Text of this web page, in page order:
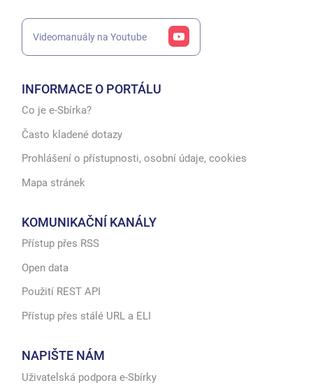
Videomanuály na Youtube
INFORMACE O PORTÁLU
Co je e-Sbírka?
Často kladené dotazy
Prohlášení o přístupnosti, osobní údaje, cookies
Mapa stránek
KOMUNIKAČNÍ KANÁLY
Přístup přes RSS
Open data
Použití REST API
Přístup přes stálé URL a ELI
NAPIŠTE NÁM
Uživatelská podpora e-Sbírky